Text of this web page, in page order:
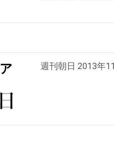
週刊朝日 2013年